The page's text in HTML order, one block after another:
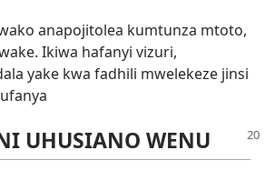
anapojitolea kumtunza mtoto,
Ikiwa hafanyi vizuri,
yake kwa fadhili mwelekeze jinsi
UHUSIANO WENU